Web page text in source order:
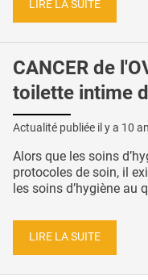
LIRE LA SUITE
CANCER de
toilette intime
Actualité publiée il y a 10
Alors que les soins
protocoles de soin, il
les soins d’hygiène au
LIRE LA SUITE